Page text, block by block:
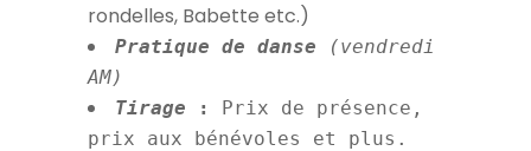
rondelles, Babette etc.)
Pratique de danse
(vendredi
AM)
Tirage
:
Prix de présence,
prix aux bénévoles et plus.